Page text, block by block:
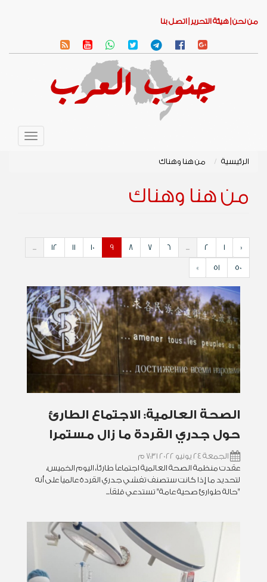
من نحن | هيئة التحرير | اتصل بنا
Toggle
الرئيسية
من هنا وهناك
من هنا وهناك
«
1
2
...
6
7
8
9
10
11
12
...
50
51
»
الصحة العالمية: الاجتماع الطارئ
حول جدري القردة ما زال مستمرا
الجمعة 24 يونيو 2022 7:31 م
عقدت منظمة الصحة العالمية اجتماعاً طارئاً، اليوم الخميس،
لتحديد ما إذا كانت ستصنف تفشي جدري القردة عالمياً على أنه
"حالة طوارئ صحية عامة" تستدعي قلقاً...